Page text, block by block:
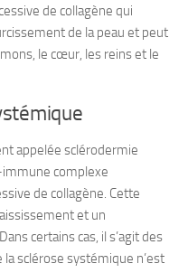
de collagène qui
de la peau et peut
le cœur, les reins et le
appelée sclérodermie
immune complexe
de collagène. Cette
et un
certains cas, il s’agit des
sclérose systémique n’est